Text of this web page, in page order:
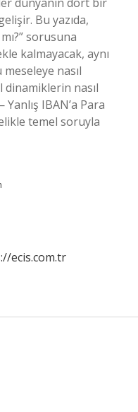
Bu yazıda,
sorusuna
kalmayacak, aynı
nasıl
dinamiklerin nasıl
IBAN’a Para
temel soruyla
ecis.com.tr